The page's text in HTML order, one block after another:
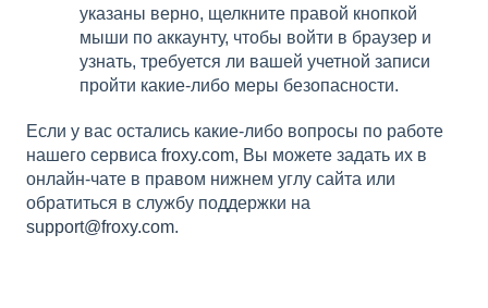
указаны верно, щелкните правой кнопкой
мыши по аккаунту, чтобы войти в браузер и
узнать, требуется ли вашей учетной записи
пройти какие-либо меры безопасности.
Если у вас остались какие-либо вопросы по работе
нашего сервиса froxy.com, Вы можете задать их в
онлайн-чате в правом нижнем углу сайта или
обратиться в службу поддержки на
support@froxy.com.